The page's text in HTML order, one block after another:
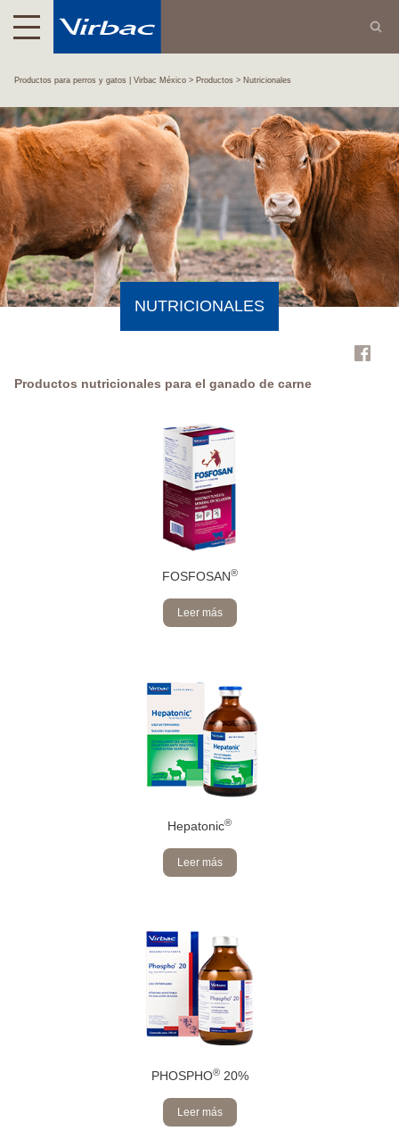
Productos para perros y gatos | Virbac México Productos Nutricionales
NUTRICIONALES
Productos nutricionales para el ganado de carne
FOSFOSAN®
Leer más
Hepatonic®
Leer más
PHOSPHO®20%
Leer más